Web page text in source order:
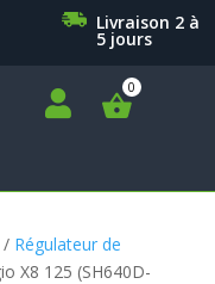
Livraison 2 à
5 jours

Régulateur de
X8 125 (SH640D-